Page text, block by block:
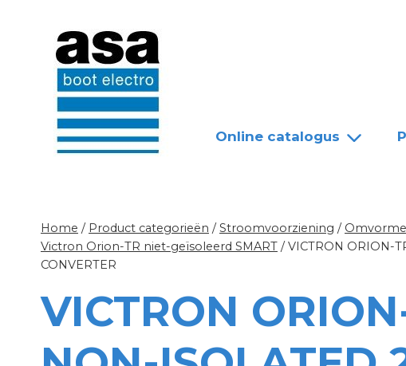
Online catalogus
Home / Product categorieën / Stroomvoorziening /
Victron Orion-TR niet-geïsoleerd SMART / VICTRON ORION-
CONVERTER
VICTRON